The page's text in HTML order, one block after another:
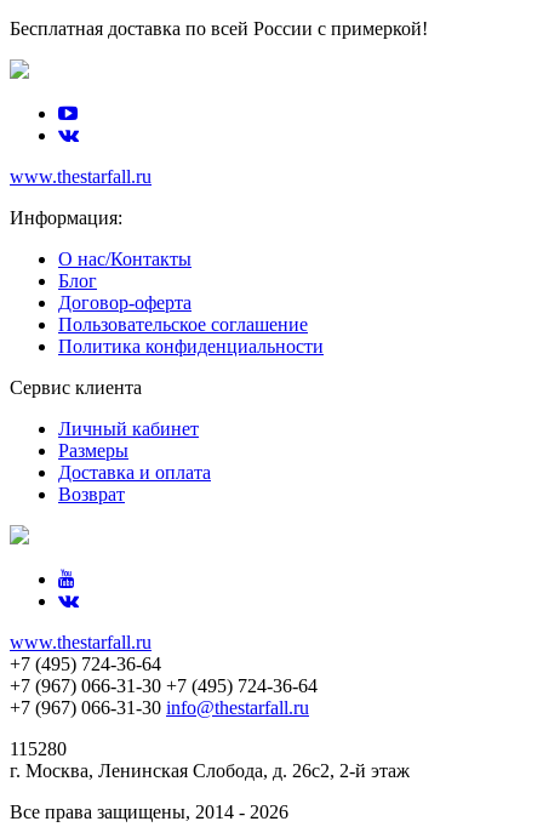
Бесплатная доставка по всей России с примеркой!
www.thestarfall.ru
Информация:
О нас/Контакты
Блог
Договор-оферта
Пользовательское соглашение
Политика конфиденциальности
Сервис клиента
Личный кабинет
Размеры
Доставка и оплата
Возврат
www.thestarfall.ru
+7 (495) 724-36-64
+7 (967) 066-31-30 +7 (495) 724-36-64
+7 (967) 066-31-30 info@thestarfall.ru
115280
г. Москва, Ленинская Слобода, д. 26с2, 2-й этаж
Все права защищены, 2014 - 2026